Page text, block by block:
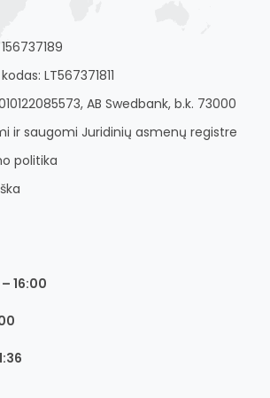
LT567371811
AB Swedbank, b.k. 73000
ir saugomi Juridinių asmenų registre
politika
16:00